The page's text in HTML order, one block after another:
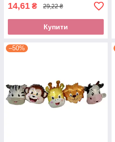
14,61 ₴ 29,22 ₴
Купити
–50%